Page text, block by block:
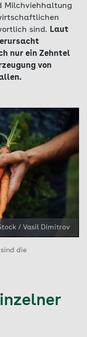
Milchviehhaltung
sind. Laut
nur ein Zehntel
von
/ Vasil Dimitrov
die